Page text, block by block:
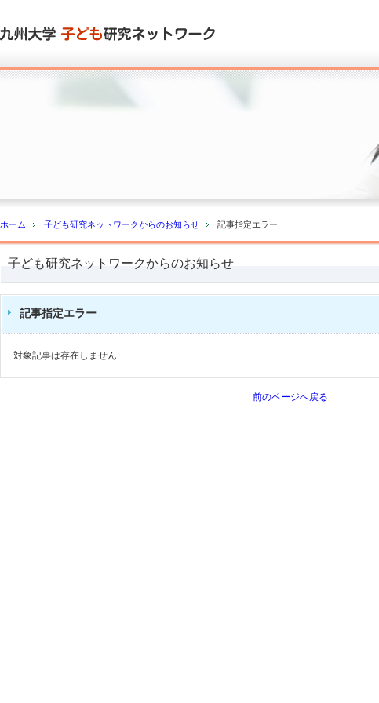
ホーム 子ども研究ネットワークからのお知らせ 記事指定エラー
子ども研究ネットワークからのお知らせ
記事指定エラー
対象記事は存在しません
前のページへ戻る